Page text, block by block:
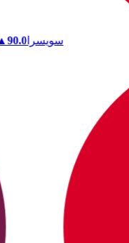
سويسرا90.0
▲